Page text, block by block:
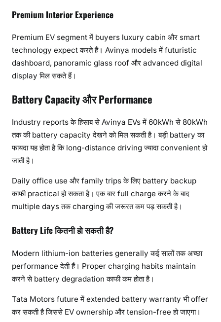
Premium Interior Experience
Premium EV segment में buyers luxury cabin और smart
technology expect करते हैं। Avinya models में futuristic
dashboard, panoramic glass roof और advanced digital
display मिल सकते हैं।
Battery Capacity और Performance
Industry reports के हिसाब से Avinya EVs में 60kWh से 80kWh
तक की battery capacity देखने को मिल सकती है। बड़ी battery का
फायदा यह होता है कि long-distance driving ज्यादा convenient हो
जाती है।
Daily office use और family trips के लिए battery backup
काफी practical हो सकता है। एक बार full charge करने के बाद
multiple days तक charging की जरूरत कम पड़ सकती है।
Battery Life कितनी हो सकती है?
Modern lithium-ion batteries generally कई सालों तक अच्छा
performance देती हैं। Proper charging habits maintain
करने से battery degradation काफी कम होता है।
Tata Motors future में extended battery warranty भी offer
कर सकती है जिससे EV ownership और tension-free हो जाएगा।